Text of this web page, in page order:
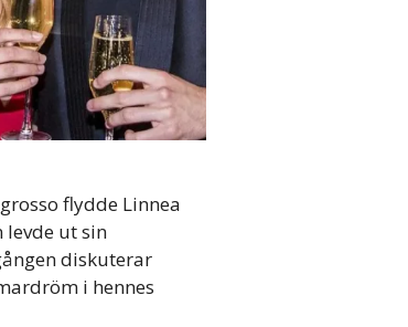
flydde Linnea
levde ut sin
diskuterar
i hennes